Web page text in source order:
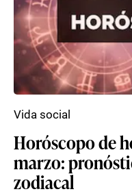
Horóscopo de
marzo:
zodiacal
Vida social